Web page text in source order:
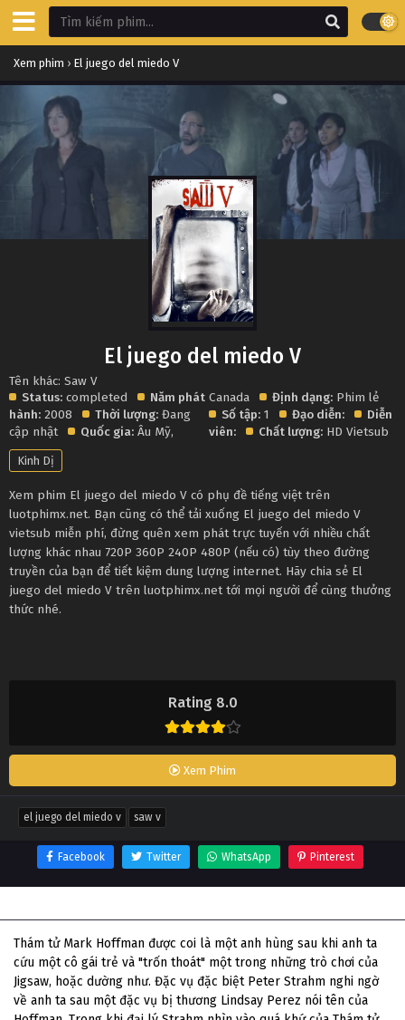
Xem phim › El juego del miedo V
Rating 8.0
Xem Phim
El juego del miedo V
Tên khác: Saw V
Status: completed
Năm phát
hành: 2008 Thời lượng: Đang
cập nhật
Quốc gia: Âu Mỹ,
Canada Định dạng: Phim lẻ
Số tập: 1 Đạo diễn:
Diễn
viên:
Chất lượng: HD Vietsub
Kinh Dị
Xem phim El juego del miedo V có phụ đề tiếng việt trên
luotphimx.net. Bạn cũng có thể tải xuống El juego del miedo V
vietsub miễn phí, đừng quên xem phát trực tuyến với nhiều chất
lượng khác nhau 720P 360P 240P 480P (nếu có) tùy theo đường
truyền của bạn để tiết kiệm dung lượng internet. Hãy chia sẻ El
juego del miedo V trên luotphimx.net tới mọi người để cùng thưởng
thức nhé.
el juego del miedo v saw v
Facebook Twitter WhatsApp Pinterest
Thám tử Mark Hoffman được coi là một anh hùng sau khi anh ta
cứu một cô gái trẻ và "trốn thoát" một trong những trò chơi của
Jigsaw, hoặc dường như. Đặc vụ đặc biệt Peter Strahm nghi ngờ
về anh ta sau một đặc vụ bị thương Lindsay Perez nói tên của